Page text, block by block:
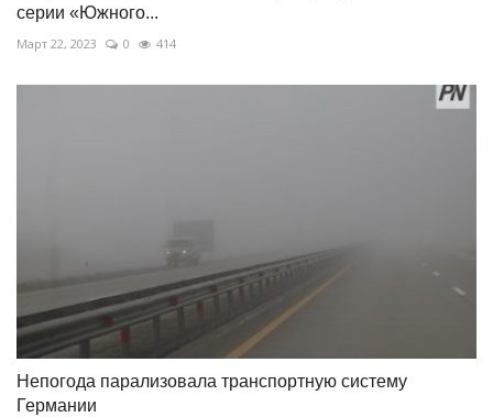
серии «Южного...
Март 22, 2023 0 414
Непогода парализовала транспортную систему
Германии